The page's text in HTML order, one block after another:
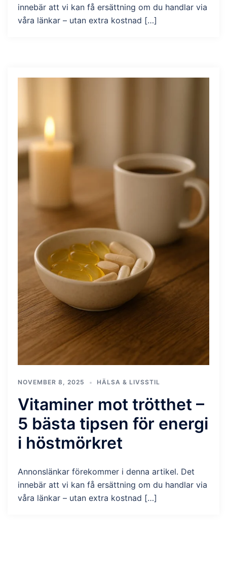
innebär att vi kan få ersättning om du handlar via
våra länkar – utan extra kostnad […]
NOVEMBER 8, 2025 HÄLSA & LIVSSTIL
Vitaminer mot trötthet –
5 bästa tipsen för energi
i höstmörkret
Annonslänkar förekommer i denna artikel. Det
innebär att vi kan få ersättning om du handlar via
våra länkar – utan extra kostnad […]